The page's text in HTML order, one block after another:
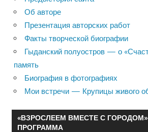
Об авторе
Презентация авторских работ
Факты творческой биографии
Гыданский полуостров — о
память
Биография в фотографиях
Мои встречи — Крупицы живого
«ВЗРОСЛЕЕМ ВМЕСТЕ С
ПРОГРАММА